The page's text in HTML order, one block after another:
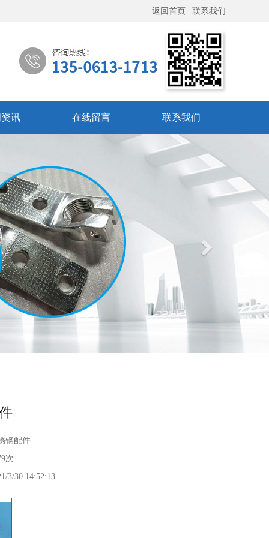
返回首页 | 联系我们
讯 在线留言 联系我们
钢配件
次
3/30 14:52:13